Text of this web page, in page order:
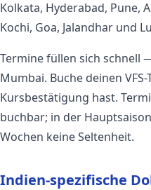
Kolkata, Hyderabad, Pune,
Kochi, Goa, Jalandhar und
Termine füllen sich schnell
Mumbai. Buche deinen
Kursbestätigung hast.
buchbar; in der
Wochen keine Seltenheit.
Indien-spezifische